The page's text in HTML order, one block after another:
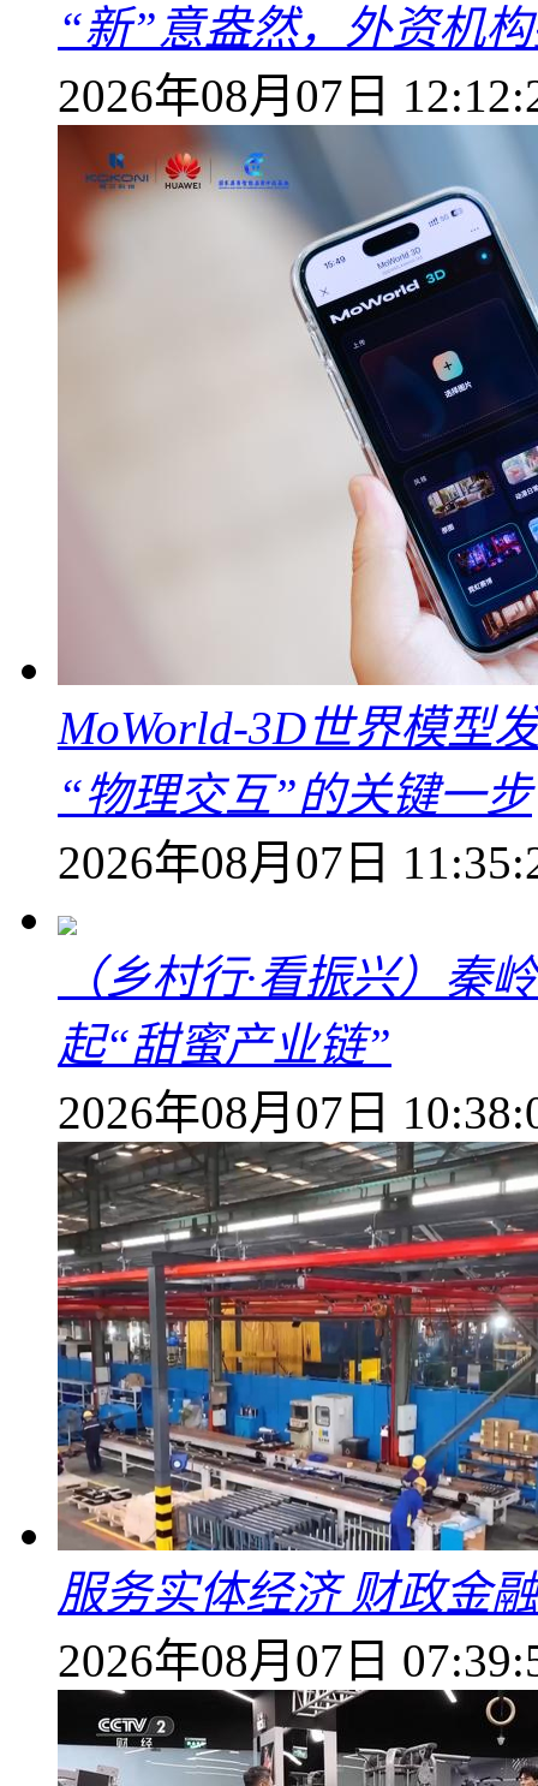
“新”意盎然，外资机
2026年08月07日
MoWorld-3D世界模型
“物理交互”的关键一步
2026年08月07日
（乡村行·看振兴）秦
起“甜蜜产业链”
2026年08月07日
服务实体经济 财政金
2026年08月07日